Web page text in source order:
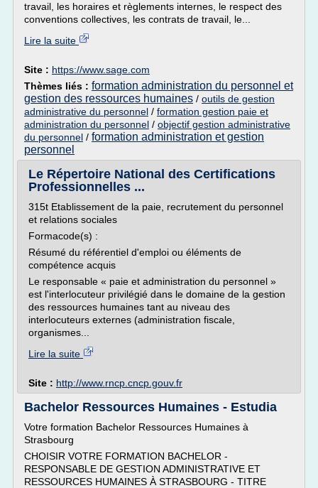
travail, les horaires et règlements internes, le respect des
conventions collectives, les contrats de travail, le...
Lire la suite
Site : https://www.sage.com
Thèmes liés : formation administration du personnel et
gestion des ressources humaines / outils de gestion
administrative du personnel / formation gestion paie et
administration du personnel / objectif gestion administrative
du personnel / formation administration et gestion
personnel
Le Répertoire National des Certifications
Professionnelles ...
315t Etablissement de la paie, recrutement du personnel
et relations sociales
Formacode(s) :
Résumé du référentiel d'emploi ou éléments de
compétence acquis
Le responsable « paie et administration du personnel »
est l'interlocuteur privilégié dans le domaine de la gestion
des ressources humaines tant au niveau des
interlocuteurs externes (administration fiscale,
organismes...
Lire la suite
Site : http://www.rncp.cncp.gouv.fr
Bachelor Ressources Humaines - Estudia
Votre formation Bachelor Ressources Humaines à
Strasbourg
CHOISIR VOTRE FORMATION BACHELOR -
RESPONSABLE DE GESTION ADMINISTRATIVE ET
RESSOURCES HUMAINES À STRASBOURG - TITRE